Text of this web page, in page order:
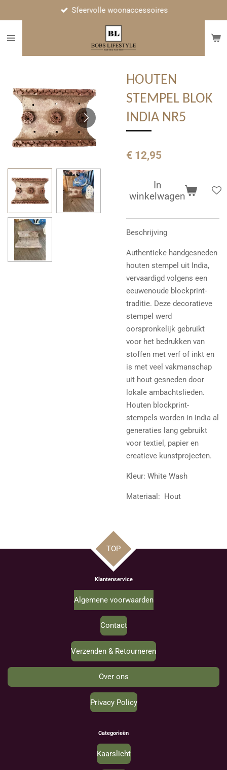
naar
Sfeervolle woonaccessoires
HOUTEN
STEMPEL BLOK
INDIA NR5
€ 12,95
In
winkelwagen
Beschrijving
Authentieke handgesneden
houten stempel uit India,
vervaardigd volgens een
eeuwenoude blockprint-
traditie. Deze decoratieve
stempel werd
oorspronkelijk gebruikt
voor het bedrukken van
stoffen met verf of inkt en
is met veel vakmanschap
uit hout gesneden door
lokale ambachtslieden.
Houten blockprint-
stempels worden in India al
generaties lang gebruikt
voor textiel, papier en
creatieve kunstprojecten.
Kleur: White Wash
Materiaal: Hout
TOP
Klantenservice
Algemene voorwaarden
Contact
Verzenden & Retourneren
Over ons
Privacy Policy
Categorieën
Kaarslicht